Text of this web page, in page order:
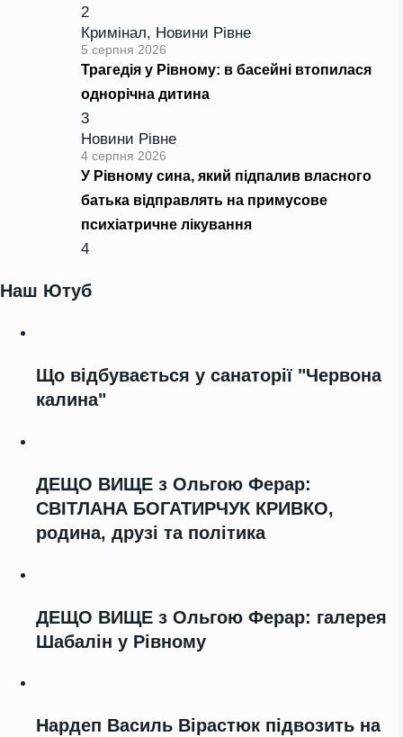
2
Кримінал, Новини Рівне
5 серпня 2026
Трагедія у Рівному: в басейні втопилася
однорічна дитина
3
Новини Рівне
4 серпня 2026
У Рівному сина, який підпалив власного
батька відправлять на примусове
психіатричне лікування
4
Наш Ютуб
Що відбувається у санаторії "Червона
калина"
ДЕЩО ВИЩЕ з Ольгою Ферар:
СВІТЛАНА БОГАТИРЧУК КРИВКО,
родина, друзі та політика
ДЕЩО ВИЩЕ з Ольгою Ферар: галерея
Шабалін у Рівному
Нардеп Василь Вірастюк підвозить на